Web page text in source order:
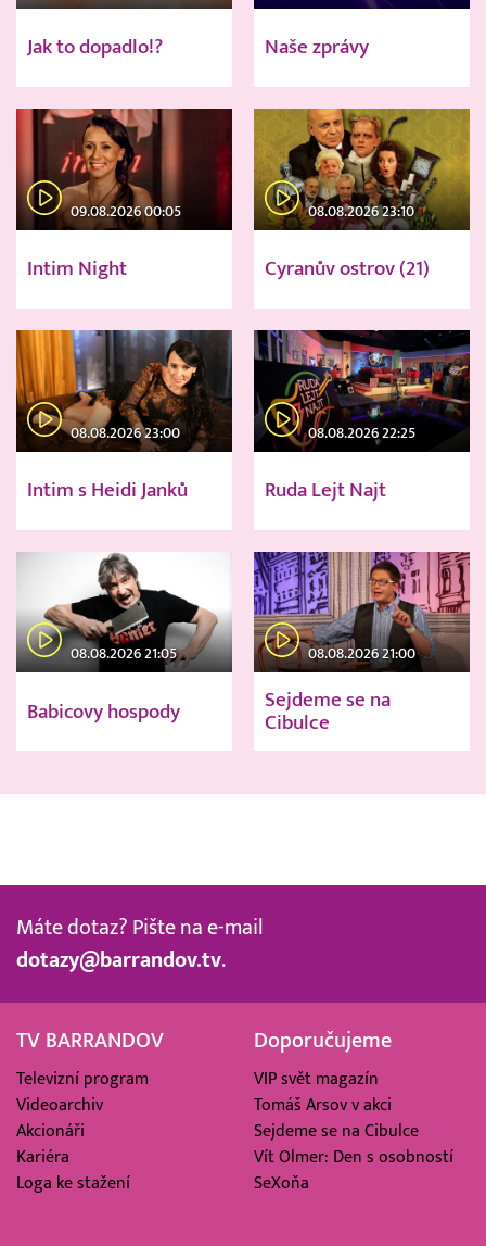
Jak to dopadlo!? Naše zprávy
09.08.2026 00:05
Intim Night
08.08.2026 23:10
Cyranův ostrov (21)
08.08.2026 23:00
Intim s Heidi Janků
08.08.2026 22:25
Ruda Lejt Najt
08.08.2026 21:05
Babicovy hospody
08.08.2026 21:00
Sejdeme se na
Cibulce
Máte dotaz? Pište na e-mail
dotazy@barrandov.tv.
TV BARRANDOV
Televizní program
Videoarchiv
Akcionáři
Kariéra
Loga ke stažení
Doporučujeme
VIP svět magazín
Tomáš Arsov v akci
Sejdeme se na Cibulce
Vít Olmer: Den s osobností
SeXoňa